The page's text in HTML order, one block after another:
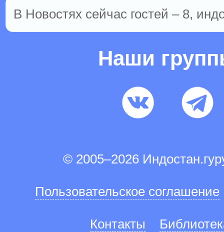
В Новостях сейчас гостей – 8,
Наши
© 2005–2026
Пользовательское соглашение
Контакты